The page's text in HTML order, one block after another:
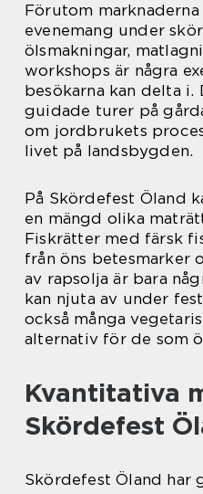
Förutom
evenemang under
ölsmakningar,
workshops är några
besökarna kan delta i.
guidade turer på
om jordbrukets
livet på landsbygden.
På Skördefest Öland
en mängd olika
Fiskrätter med färsk
från öns betesmarker
av rapsolja är bara
kan njuta av under
också många
alternativ för de som
Kvantitativa
Skördefest
Skördefest Öland har